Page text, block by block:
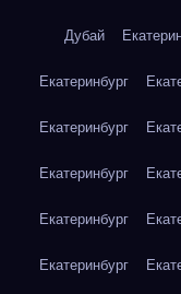
Дубай
Екатеринбург
Екатеринбург
Екатеринбург
Екатеринбург
Екатеринбург